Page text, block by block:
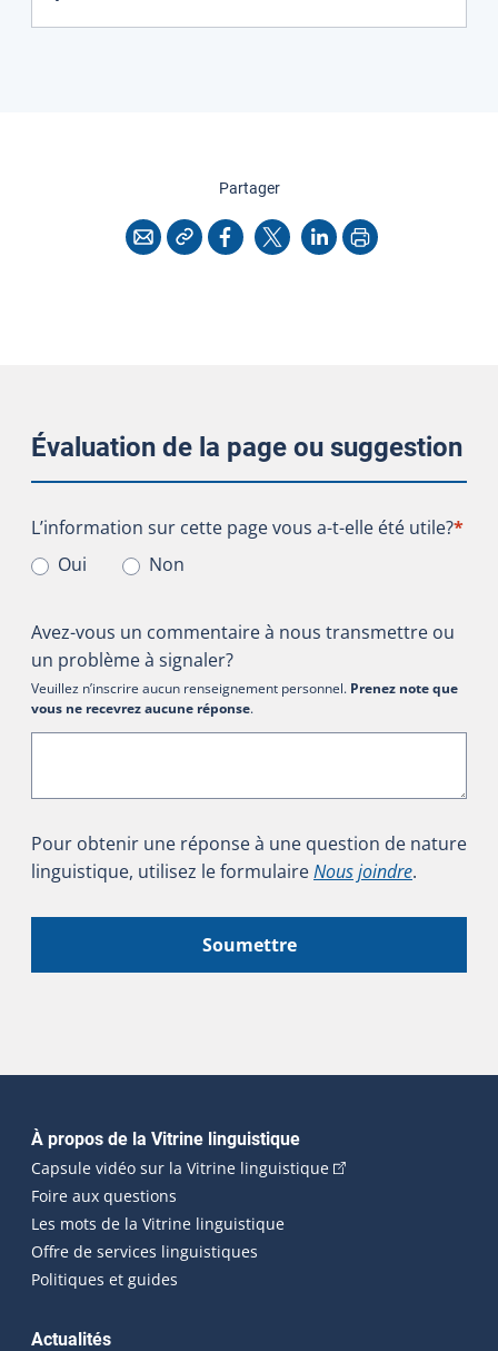
Partagercette page
CourrielCopier l'adresse
Facebook
X LinkedInImprimer
Évaluation de la page ou suggestion
L’information sur cette page vous a-t-elle été utile?
L’information sur cette page vous a-t-elle été utile?*
Oui
Non
Avez-vous un commentaire à nous transmettre ou
un problème à signaler?
Veuillez n’inscrire aucun renseignement personnel. Prenez note que
vous ne recevrez aucune réponse.
Pour obtenir une réponse à une question de nature
linguistique, utilisez le formulaireNous joindre.
Soumettre
Navigation principale
À propos de la Vitrine linguistique
Capsule vidéo sur la Vitrine linguistique(Cet hyperlien
Foire aux questions
Les mots de la Vitrine linguistique
Offre de services linguistiques
Politiques et guides
Actualités